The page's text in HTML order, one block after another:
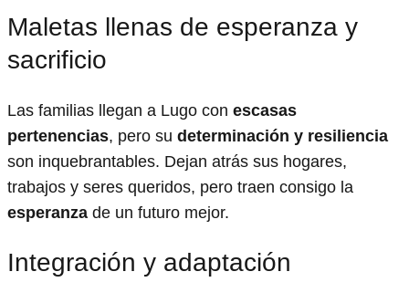
Maletas llenas de esperanza y
sacrificio
Las familias llegan a Lugo con escasas
pertenencias, pero su determinación y resiliencia
son inquebrantables. Dejan atrás sus hogares,
trabajos y seres queridos, pero traen consigo la
esperanza de un futuro mejor.
Integración y adaptación